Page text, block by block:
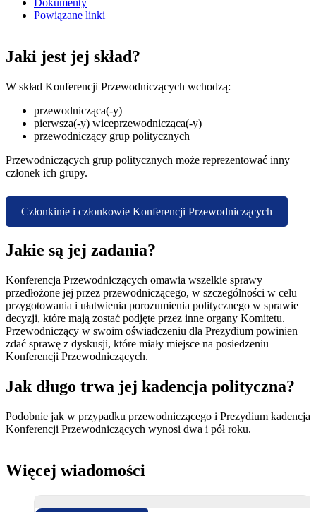
Dokumenty
Powiązane linki
Jaki jest jej skład?
W skład Konferencji Przewodniczących wchodzą:
przewodnicząca(-y)
pierwsza(-y) wiceprzewodnicząca(-y)
przewodniczący grup politycznych
Przewodniczących grup politycznych może reprezentować inny
członek ich grupy.
Członkinie i członkowie Konferencji Przewodniczących
Jakie są jej zadania?
Konferencja Przewodniczących omawia wszelkie sprawy
przedłożone jej przez przewodniczącego, w szczególności w celu
przygotowania i ułatwienia porozumienia politycznego w sprawie
decyzji, które mają zostać podjęte przez inne organy Komitetu.
Przewodniczący w swoim oświadczeniu dla Prezydium powinien
zdać sprawę z dyskusji, które miały miejsce na posiedzeniu
Konferencji Przewodniczących.
Jak długo trwa jej kadencja polityczna?
Podobnie jak w przypadku przewodniczącego i Prezydium kadencja
Konferencji Przewodniczących wynosi dwa i pół roku.
Więcej wiadomości